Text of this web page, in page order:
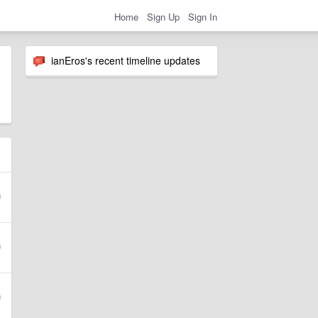
Home Sign Up Sign In
ianEros's recent timeline updates